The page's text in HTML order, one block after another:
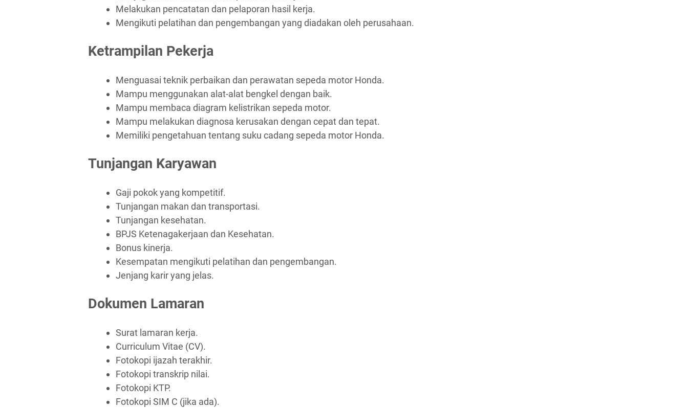
Melakukan pencatatan dan pelaporan hasil kerja.
Mengikuti pelatihan dan pengembangan yang diadakan oleh perusahaan.
Ketrampilan Pekerja
Menguasai teknik perbaikan dan perawatan sepeda motor Honda.
Mampu menggunakan alat-alat bengkel dengan baik.
Mampu membaca diagram kelistrikan sepeda motor.
Mampu melakukan diagnosa kerusakan dengan cepat dan tepat.
Memiliki pengetahuan tentang suku cadang sepeda motor Honda.
Tunjangan Karyawan
Gaji pokok yang kompetitif.
Tunjangan makan dan transportasi.
Tunjangan kesehatan.
BPJS Ketenagakerjaan dan Kesehatan.
Bonus kinerja.
Kesempatan mengikuti pelatihan dan pengembangan.
Jenjang karir yang jelas.
Dokumen Lamaran
Surat lamaran kerja.
Curriculum Vitae (CV).
Fotokopi ijazah terakhir.
Fotokopi transkrip nilai.
Fotokopi KTP.
Fotokopi SIM C (jika ada).